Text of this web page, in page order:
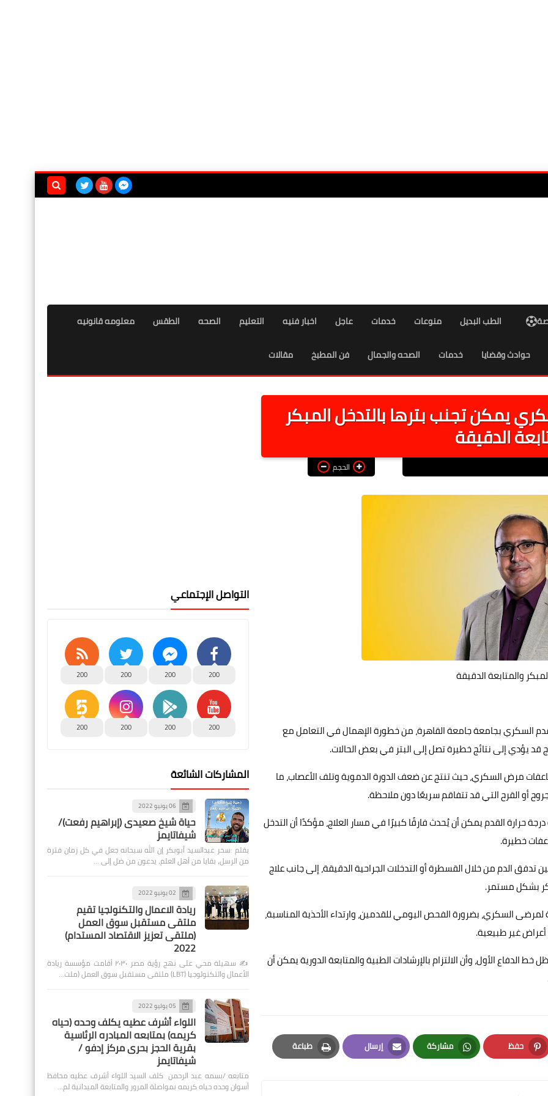
الطب البديل منوعات خدمات عاجل اخبار فنيه التعليم الصحه الطقس معلومه قانونيه
حوادث وقضايا خدمات الصحه والجمال فن المطبخ مقالات
يمكن تجنب بترها بالتدخل المبكر
الدقيقة
الحجم
والمتابعة الدقيقة
السكري بجامعة جامعة القاهرة، من خطورة الإهمال في التعامل مع
يؤدي إلى نتائج خطيرة تصل إلى البتر في بعض الحالات.
مرض السكري، حيث تنتج عن ضعف الدورة الدموية وتلف الأعصاب، ما
أو القرح التي قد تتفاقم سريعًا دون ملاحظة.
حرارة القدم يمكن أن يُحدث فارقًا كبيرًا في مسار العلاج، مؤكدًا أن التدخل
خطيرة.
الدم من خلال القسطرة أو التدخلات الجراحية الدقيقة، إلى جانب علاج
بشكل مستمر.
السكري، بضرورة الفحص اليومي للقدمين، وارتداء الأحذية المناسبة،
غير طبيعية.
خط الدفاع الأول، وأن الالتزام بالإرشادات الطبية والمتابعة الدورية يمكن أن
حفظ
Pinterest
مشاركة
Whatsapp
إرسال
Email
طباعة
Print
التواصل الإجتماعي
200
200
200
200
200
200
200
200
المشاركات الشائعة
06 يونيو 2022
حياة شيخ صعيدى (إبراهيم رفعت)/
شيفاتايمز
بقلم :سحر عبدالسيد أبوبكر إن الله سبحانه جعل في كل زمان فترة
من الرسل، بقايا من أهل العلم، يدعون من ضل إلى …
02 يونيو 2022
ريادة الاعمال والتكنولجيا تقيم
ملتقى مستقبل سوق العمل
(ملتقى تعزيز الاقتصاد المستدام)
2022
✍️ سهيلة محي على نهج رؤية مصر ٢٠٣٠ أقامت مؤسسة ريادة
الأعمال والتكنولوجيا (LBT) ملتقى مستقبل سوق العمل (ملت…
05 يوليو 2022
اللواء أشرف عطيه يكلف وحده (حياه
كريمه) بمتابعه المبادره الرئاسية
بقرية الحجز بحرى مركز إدفو /
شيفاتايمز
متابعه /بسمه عبد الرحمن كلف السيد اللواء أشرف عطيه محافظ
أسوان وحده حياه كريمه بمواصلة المرور والمتابعة الميدانية لم…